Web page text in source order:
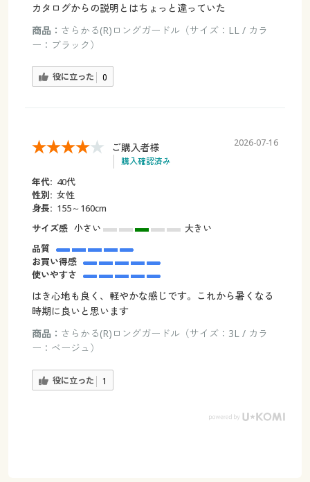
カタログからの説明とはちょっと違っていた
商品： さらかる(R)ロングガードル（サイズ：LL / カラ
ー：ブラック）
役に立った 0
ご購入者様
購入確認済み
2026-07-16
年代: 40代
性別: 女性
身長: 155～160cm
サイズ感 小さい
大きい
品質
お買い得感
使いやすさ
はき心地も良く、軽やかな感じです。これから暑くなる
時期に良いと思います
商品： さらかる(R)ロングガードル（サイズ：3L / カラ
ー：ベージュ）
役に立った 1